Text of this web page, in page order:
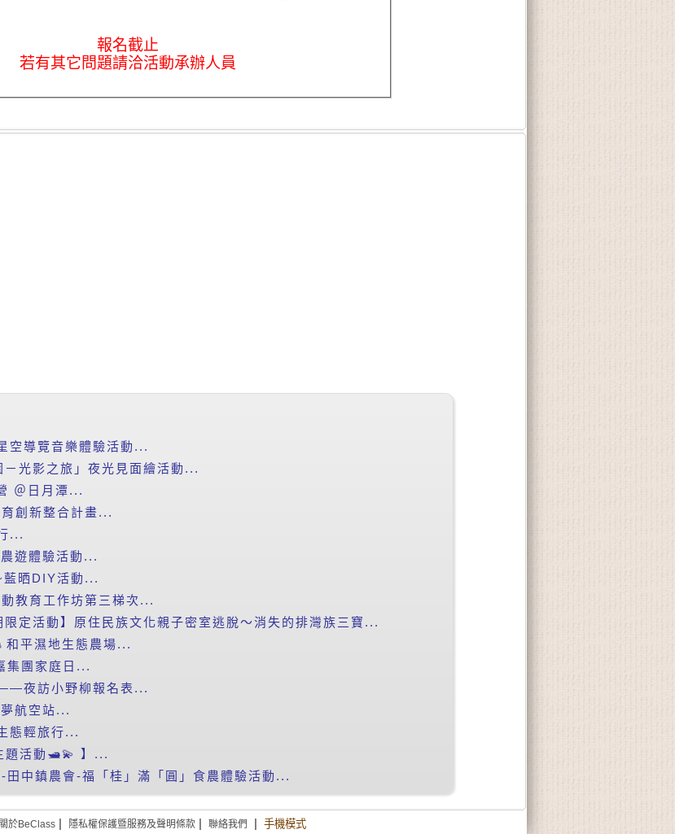
報名截止
若有其它問題請洽活動承辦人員
空導覽音樂體驗活動...
光影之旅」夜光見面繪活動...
＠日月潭...
創新整合計畫...
...
遊體驗活動...
藍晒DIY活動...
教育工作坊第三梯次...
定活動】原住民族文化親子密室逃脫～消失的排灣族三寶...
和平濕地生態農場...
集團家庭日...
夜訪小野柳報名表...
航空站...
態輕旅行...
題活動🛥️💫 】...
田中鎮農會-福「桂」滿「圓」食農體驗活動...
關於BeClass | 隱私權保護暨服務及聲明條款 | 聯絡我們 | 手機模式